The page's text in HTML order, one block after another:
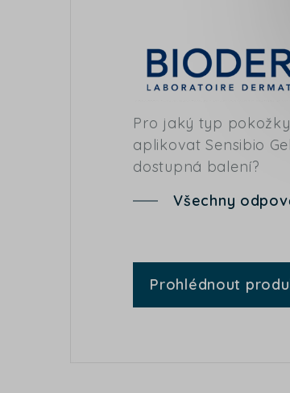
Pro jaký typ
aplikovat Sensibio
dostupná balení?
Všechny
Prohlédnout